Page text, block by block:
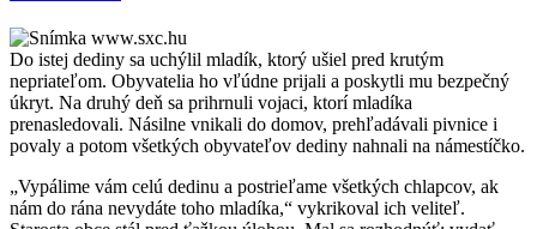
Do istej dediny sa uchýlil mladík, ktorý ušiel pred krutým
nepriateľom. Obyvatelia ho vľúdne prijali a poskytli mu bezpečný
úkryt. Na druhý deň sa prihrnuli vojaci, ktorí mladíka
prenasledovali. Násilne vnikali do domov, prehľadávali pivnice i
povaly a potom všetkých obyvateľov dediny nahnali na námestíčko.
„Vypálime vám celú dedinu a postrieľame všetkých chlapcov, ak
nám do rána nevydáte toho mladíka,“ vykrikoval ich veliteľ.